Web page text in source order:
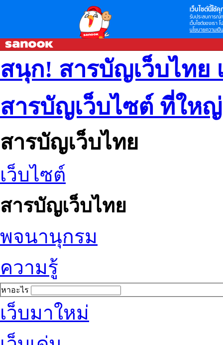
เว็บไซต์นี้ใช้คุ
รับประสบการณ์
เว็บไซต์ของเรา
นโยบายความเป็
สนุก! สารบัญเว็บไทย
สารบัญเว็บไซต์ ที่ให
สารบัญเว็บไทย
เว็บไซต์
สารบัญเว็บไทย
พจนานุกรม
ความรู้
หาอะไร
เว็บมาใหม่